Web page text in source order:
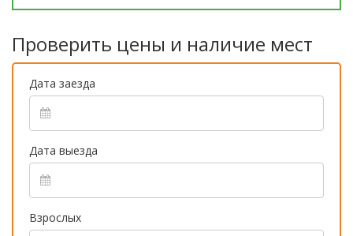
Проверить цены и наличие мест
Дата заезда
Дата выезда
Взрослых